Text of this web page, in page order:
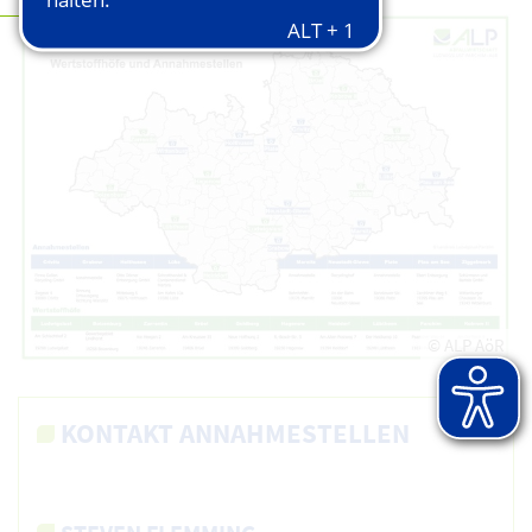
KONTAKT ANNAHMESTELLEN